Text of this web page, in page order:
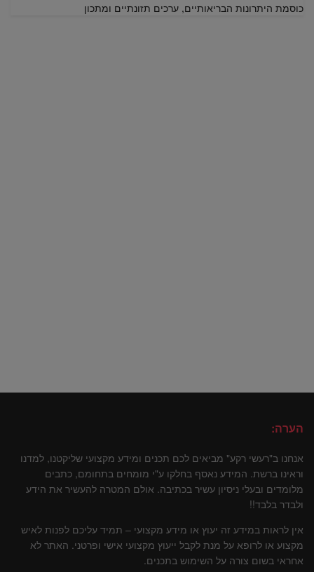
כוסמת היתרונות הבריאותיים, ערכים תזונתיים ומתכון
הערה:
אנחנו ב"רעשי רקע" מביאים לכם תכנים ומידע מקצועי שליקטנו, למדנו
וראינו ברשת. המידע נאסף בחלקו ע"י מומחים בתחומם, כתבים
מלומדים ובעלי ניסיון עשיר בכתיבה. אולם המטרה להעשיר את הידע
ולבדר בלבד!!
אין לראות במידע זה יעוץ או מידע מקצועי – תמיד עליכם לפנות לאיש
מקצוע או לרופא על מנת לקבל ייעוץ מקצועי אישי ופרטני. האתר לא
אחראי בשום צורה על השימוש בתכנים.